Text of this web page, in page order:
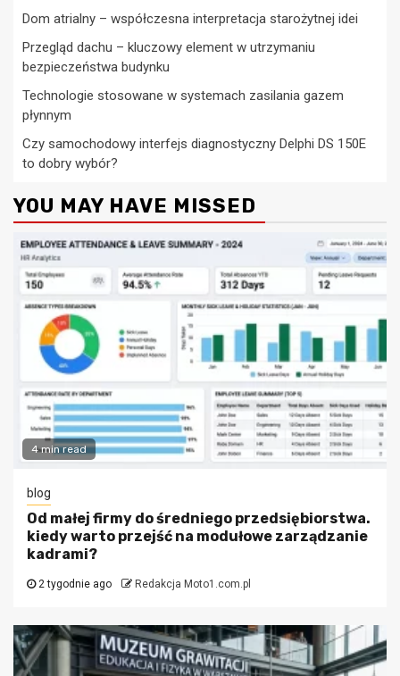
Dom atrialny – współczesna interpretacja starożytnej idei
Przegląd dachu – kluczowy element w utrzymaniu
bezpieczeństwa budynku
Technologie stosowane w systemach zasilania gazem
płynnym
Czy samochodowy interfejs diagnostyczny Delphi DS 150E
to dobry wybór?
YOU MAY HAVE MISSED
4 min read
blog
Od małej firmy do średniego przedsiębiorstwa.
kiedy warto przejść na modułowe zarządzanie
kadrami?
2 tygodnie ago Redakcja Moto1.com.pl